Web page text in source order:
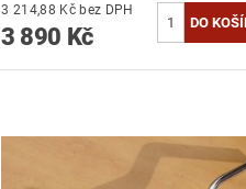
3 214,88 Kč bez DPH
3 890 Kč